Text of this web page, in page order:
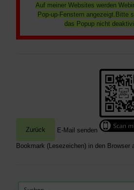
Auf meiner Websites werden
Pop-up-Fenstern angezeigt.Bitte
das Popup nicht
E-Mail senden
Bookmark (Lesezeichen) in den Browser